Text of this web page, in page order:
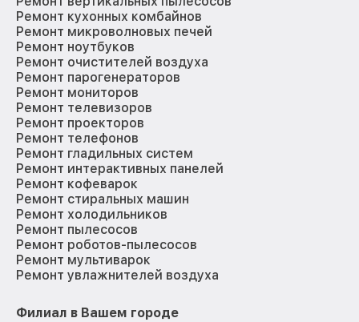
Ремонт кухонных комбайнов
Ремонт микроволновых печей
Ремонт ноутбуков
Ремонт очистителей воздуха
Ремонт парогенераторов
Ремонт мониторов
Ремонт телевизоров
Ремонт проекторов
Ремонт телефонов
Ремонт гладильных систем
Ремонт интерактивных панелей
Ремонт кофеварок
Ремонт стиральных машин
Ремонт холодильников
Ремонт пылесосов
Ремонт роботов-пылесосов
Ремонт мультиварок
Ремонт увлажнителей воздуха
Филиал в Вашем городе